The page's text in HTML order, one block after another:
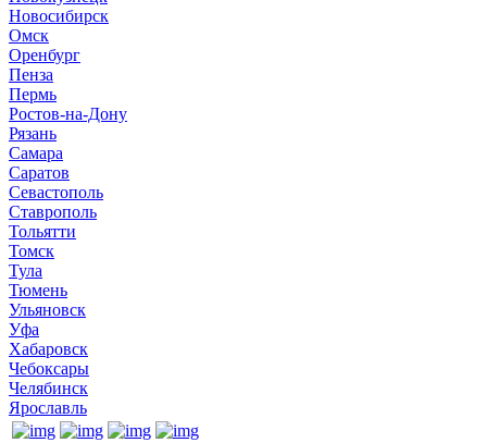
Новосибирск
Омск
Оренбург
Пенза
Пермь
Ростов-на-Дону
Рязань
Самара
Саратов
Севастополь
Ставрополь
Тольятти
Томск
Тула
Тюмень
Ульяновск
Уфа
Хабаровск
Чебоксары
Челябинск
Ярославль